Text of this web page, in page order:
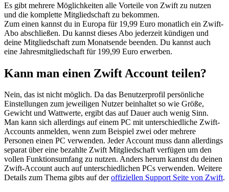
Es gibt mehrere Möglichkeiten alle Vorteile von Zwift zu nutzen
und die komplette Mitgliedschaft zu bekommen.
Zum einen kannst du in Europa für 19,99 Euro monatlich ein Zwift-
Abo abschließen. Du kannst dieses Abo jederzeit kündigen und
deine Mitgliedschaft zum Monatsende beenden. Du kannst auch
eine Jahresmitgliedschaft für 199,99 Euro erwerben.
Kann man einen Zwift Account teilen?
Nein, das ist nicht möglich. Da das Benutzerprofil persönliche
Einstellungen zum jeweiligen Nutzer beinhaltet so wie Größe,
Gewicht und Wattwerte, ergibt das auf Dauer auch wenig Sinn.
Man kann sich allerdings auf einem PC mit unterschiedliche Zwift-
Accounts anmelden, wenn zum Beispiel zwei oder mehrere
Personen einen PC verwenden. Jeder Account muss dann allerdings
separat über eine bezahlte Zwift Mitgliedschaft verfügen um den
vollen Funktionsumfang zu nutzen. Anders herum kannst du deinen
Zwift-Account auch auf unterschiedlichen PCs verwenden. Weitere
Details zum Thema gibts auf deroffiziellen Support Seite von Zwift.